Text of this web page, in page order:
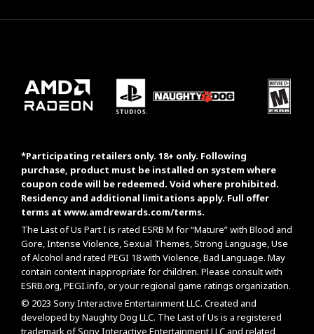
*Participating retailers only. 18+ only. Following
purchase, product must be installed on system where
coupon code will be redeemed. Void where prohibited.
Residency and additional limitations apply. Full offer
terms at www.amdrewards.com/terms.
The Last of Us Part I is rated ESRB M for “Mature” with Blood and
Gore, Intense Violence, Sexual Themes, Strong Language, Use
of Alcohol and rated PEGI 18 with Violence, Bad Language. May
contain content inappropriate for children. Please consult with
ESRB.org,PEGI.info, or your regional game ratings organization.
© 2023 Sony Interactive Entertainment LLC. Created and
developed by Naughty Dog LLC. The Last of Us is a registered
trademark of Sony Interactive Entertainment LLC and related